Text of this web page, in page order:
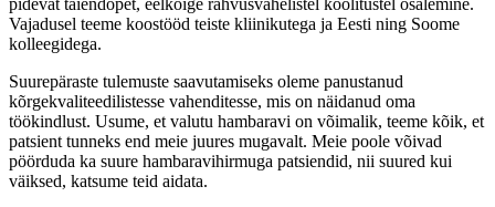
Vajadusel teeme koostööd teiste kliinikutega ja Eesti ning Soome
kolleegidega.
Suurepäraste tulemuste saavutamiseks oleme panustanud
kõrgekvaliteedilistesse vahenditesse, mis on näidanud oma
töökindlust. Usume, et valutu hambaravi on võimalik, teeme kõik, et
patsient tunneks end meie juures mugavalt. Meie poole võivad
pöörduda ka suure hambaravihirmuga patsiendid, nii suured kui
väiksed, katsume teid aidata.